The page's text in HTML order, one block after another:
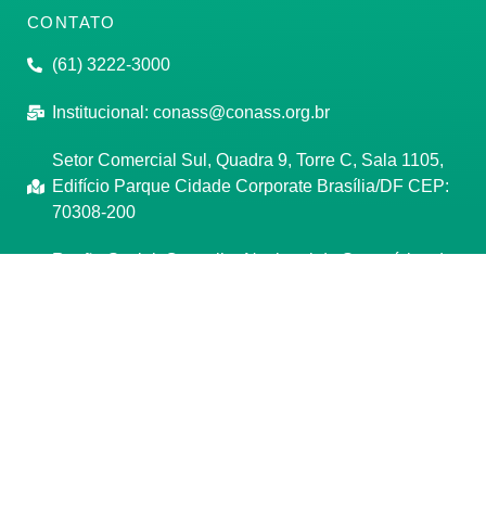
CONTATO
(61) 3222-3000
Institucional: conass@conass.org.br
Setor Comercial Sul, Quadra 9, Torre C, Sala 1105,
Edifício Parque Cidade Corporate Brasília/DF CEP:
70308-200
Razão Social: Conselho Nacional de Secretários de